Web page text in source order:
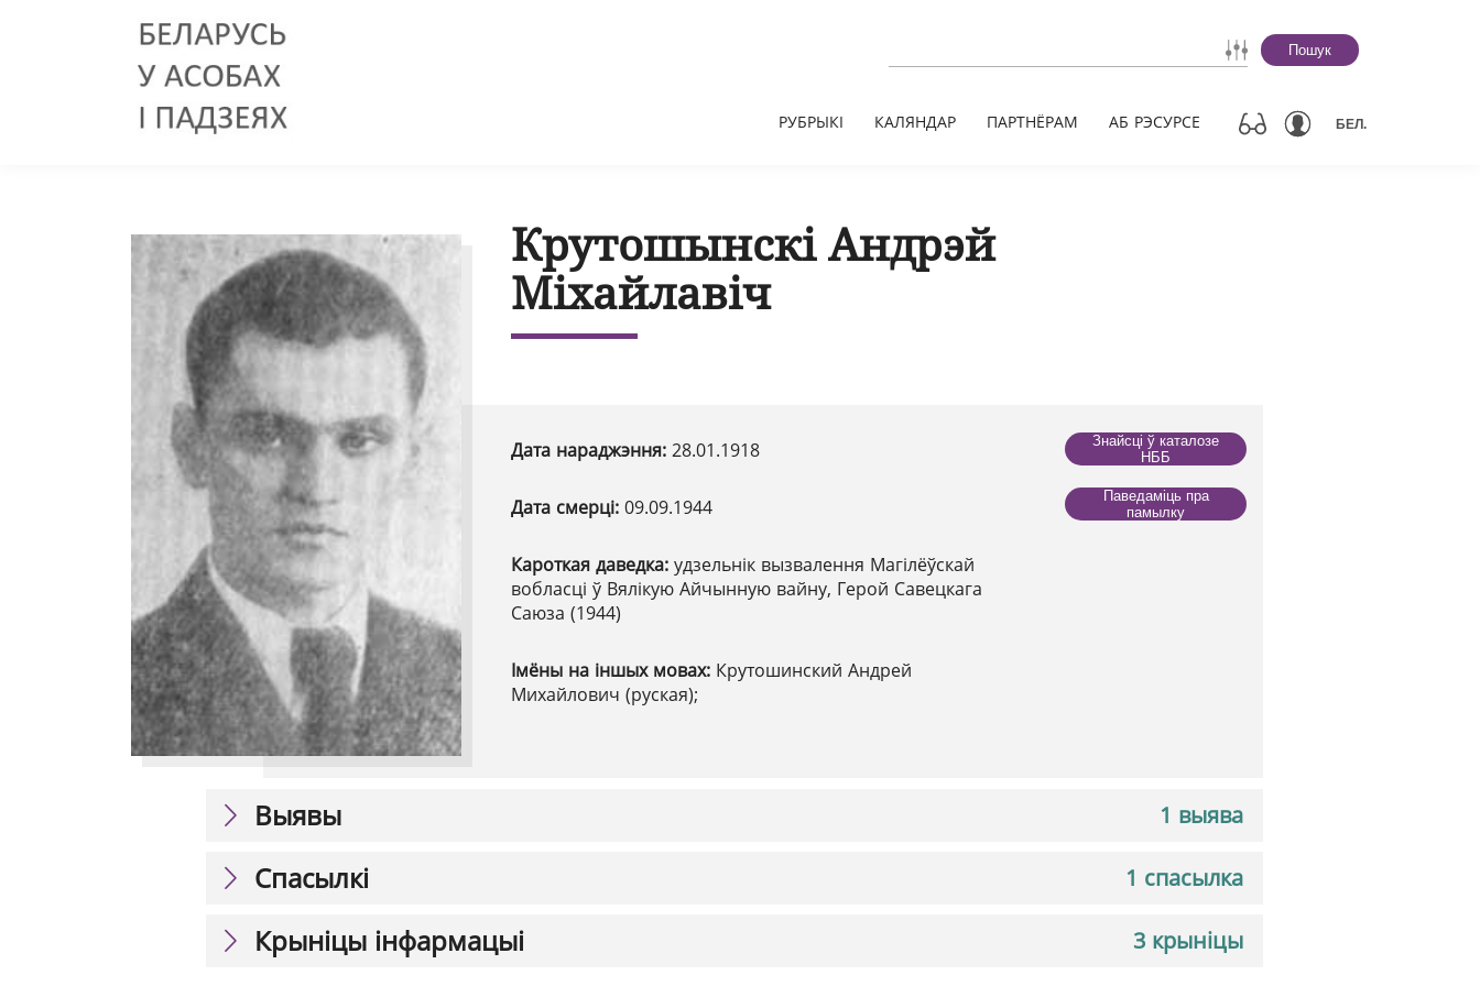
Пошук
РУБРЫКІ КАЛЯНДАР ПАРТНЁРАМ АБ РЭСУРСЕ БЕЛ.
Крутошынскі Андрэй
Міхайлавіч
Дата нараджэння: 28.01.1918
Дата смерці: 09.09.1944
Кароткая даведка: удзельнік вызвалення Магілёўскай
вобласці ў Вялікую Айчынную вайну, Герой Савецкага
Саюза (1944)
Імёны на іншых мовах: Крутошинский Андрей
Михайлович (руская);
Знайсці ў каталозе
НББ
Паведаміць пра
памылку
1 выява
Выявы
1 спасылка
Спасылкі
3 крыніцы
Крыніцы інфармацыі